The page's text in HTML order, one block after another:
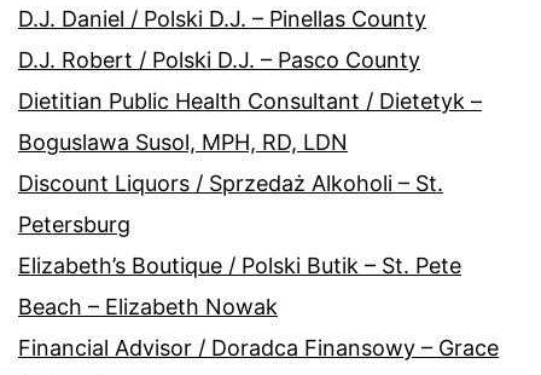
D.J. Daniel / Polski D.J. – Pinellas County
D.J. Robert / Polski D.J. – Pasco County
Dietitian Public Health Consultant / Dietetyk –
Boguslawa Susol, MPH, RD, LDN
Discount Liquors / Sprzedaż Alkoholi – St.
Petersburg
Elizabeth’s Boutique / Polski Butik – St. Pete
Beach – Elizabeth Nowak
Financial Advisor / Doradca Finansowy – Grace